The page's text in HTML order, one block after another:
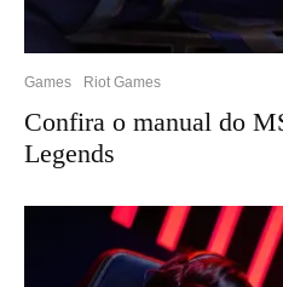
Games Riot Games
Confira o manual do
Legends